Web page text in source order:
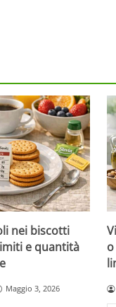
nei biscotti
e quantità
Maggio 3, 2026